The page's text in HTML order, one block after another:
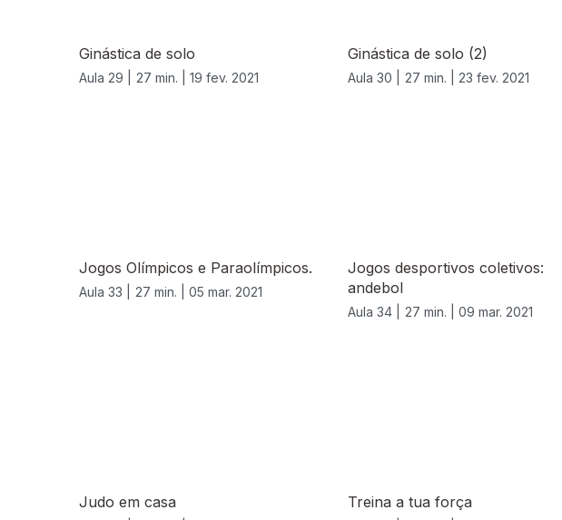
Ginástica de solo
Aula 29 | 27 min. | 19 fev. 2021
Ginástica de solo (2)
Aula 30 | 27 min. | 23 fev. 2021
Jogos Olímpicos e Paraolímpicos.
Aula 33 | 27 min. | 05 mar. 2021
Jogos desportivos coletivos:
andebol
Aula 34 | 27 min. | 09 mar. 2021
Judo em casa Treina a tua força